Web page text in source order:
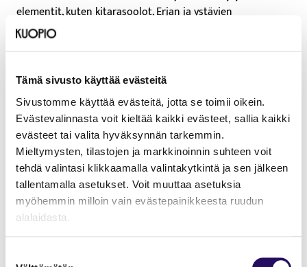
Tämä sivusto käyttää evästeitä
Sivustomme käyttää evästeitä, jotta se toimii oikein.
Evästevalinnasta voit kieltää kaikki evästeet, sallia kaikki
evästeet tai valita hyväksynnän tarkemmin.
Mieltymysten, tilastojen ja markkinoinnin suhteen voit
tehdä valintasi klikkaamalla valintakytkintä ja sen jälkeen
tallentamalla asetukset. Voit muuttaa asetuksia
myöhemmin milloin vain evästepainikkeesta ruudun
alalaidasta.
elementit, kuten kitarasoolot, Erjan ja ystävien
suosikkikappaleita kautta historian, mutta myös uusia
tulkintoja ja rock-sovituksia joululauluista. Parin tunnin
artistien yhdessä esittämiä kappaleita sekä Erjan ja
vieraiden omia soolokappaleita. Jokainen vieras tuo oman
lisänsä iltojen musiikilliseen kattaukseen loihtien
taianomaisen joulutunnelman kuulijoille. Lahjan
aukaisemiseen verrattavaa pirskahtelevaa riemua voi
kokea kuullessaan mitä rakkaimmista joululauluista, mutta
myös rockin klassikoista on päätynyt joulukonsertin
ohjelmistoon tänä vuonna!
Kansainvälisesti palkittu kitaristi ja laulaja
rock ja progressiiviset vaikutteet. Yli 20 albumin ura, laaja